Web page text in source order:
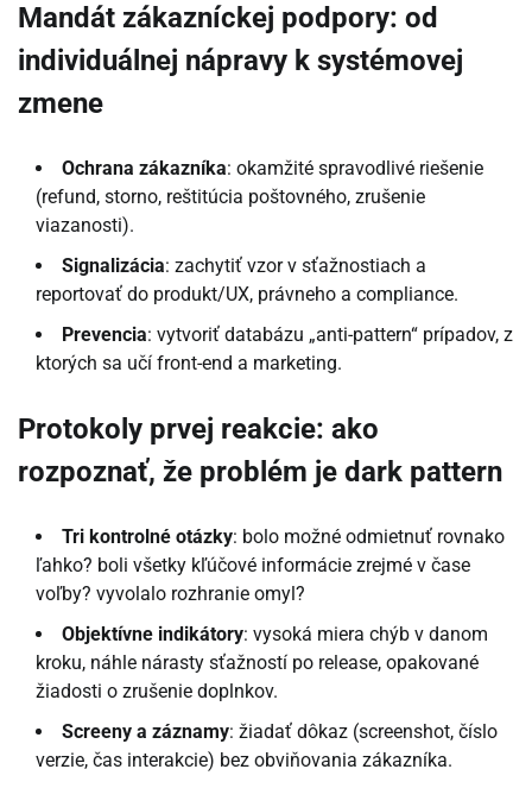
Mandát zákazníckej podpory: od
individuálnej nápravy k systémovej
zmene
Ochrana zákazníka: okamžité spravodlivé riešenie
(refund, storno, reštitúcia poštovného, zrušenie
viazanosti).
Signalizácia: zachytiť vzor v sťažnostiach a
reportovať do produkt/UX, právneho a compliance.
Prevencia: vytvoriť databázu „anti-pattern“ prípadov, z
ktorých sa učí front-end a marketing.
Protokoly prvej reakcie: ako
rozpoznať, že problém je dark pattern
Tri kontrolné otázky: bolo možné odmietnuť rovnako
ľahko? boli všetky kľúčové informácie zrejmé v čase
voľby? vyvolalo rozhranie omyl?
Objektívne indikátory: vysoká miera chýb v danom
kroku, náhle nárasty sťažností po release, opakované
žiadosti o zrušenie doplnkov.
Screeny a záznamy: žiadať dôkaz (screenshot, číslo
verzie, čas interakcie) bez obviňovania zákazníka.